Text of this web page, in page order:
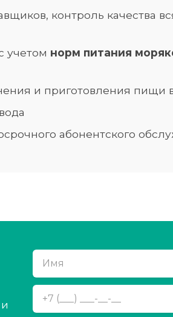
контроль качества
учетом норм питания
и приготовления пищи
абонентского